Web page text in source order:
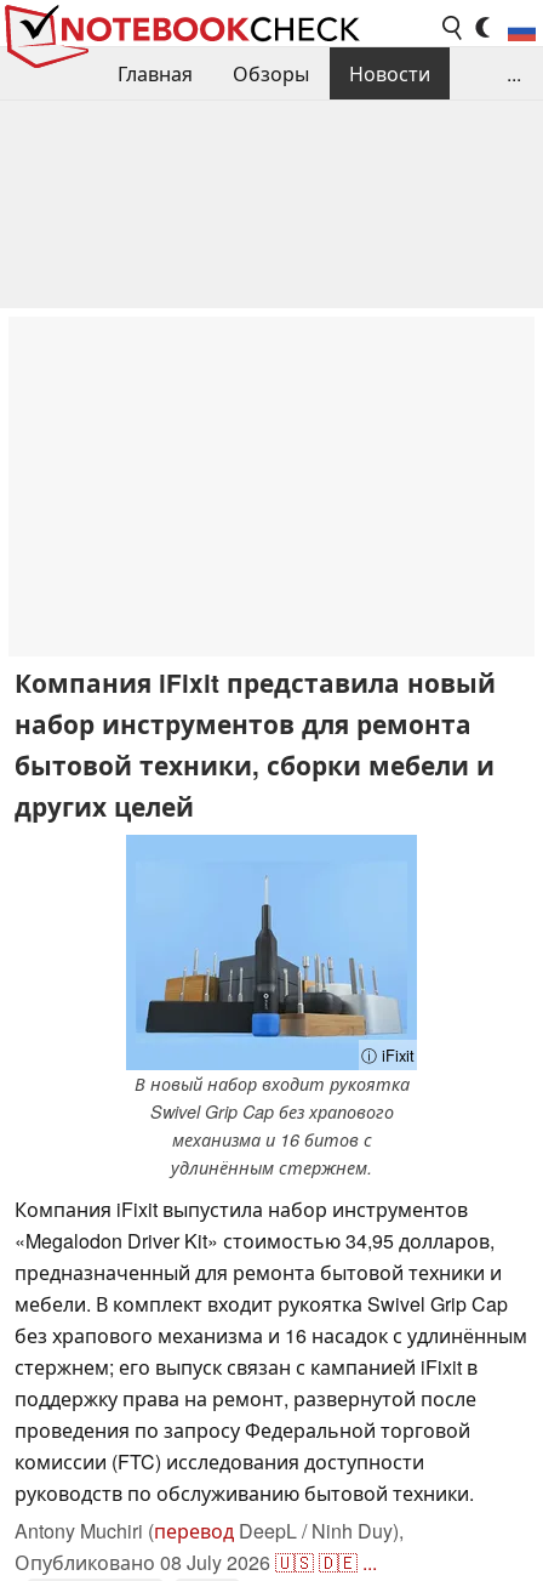
Главная Обзоры
Новости
...
Компания iFixit представила новый
набор инструментов для ремонта
бытовой техники, сборки мебели и
других целей
ⓘ iFixit
В новый набор входит рукоятка
Swivel Grip Cap без храпового
механизма и 16 битов с
удлинённым стержнем.
Компания iFixit выпустила набор инструментов
«Megalodon Driver Kit» стоимостью 34,95 долларов,
предназначенный для ремонта бытовой техники и
мебели. В комплект входит рукоятка Swivel Grip Cap
без храпового механизма и 16 насадок с удлинённым
стержнем; его выпуск связан с кампанией iFixit в
поддержку права на ремонт, развернутой после
проведения по запросу Федеральной торговой
комиссии (FTC) исследования доступности
руководств по обслуживанию бытовой техники.
Antony Muchiri (перевод DeepL / Ninh Duy),
Опубликовано 08 July 2026🇺🇸🇩🇪 ...